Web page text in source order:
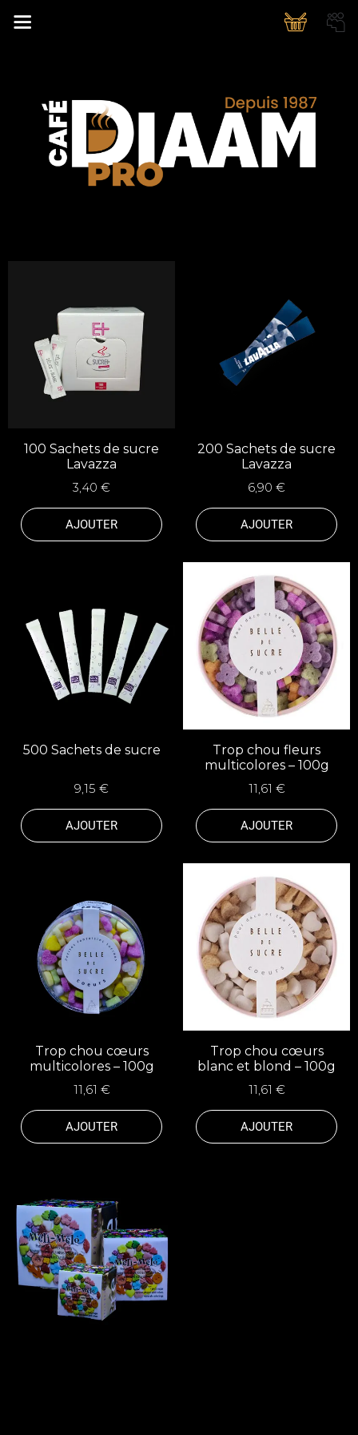
100 Sachets de sucre
Lavazza
3,40 €
AJOUTER
200 Sachets de sucre
Lavazza
6,90 €
AJOUTER
500 Sachets de sucre
9,15 €
AJOUTER
Trop chou fleurs
multicolores – 100g
11,61 €
AJOUTER
Trop chou cœurs
multicolores – 100g
11,61 €
AJOUTER
Trop chou cœurs
blanc et blond – 100g
11,61 €
AJOUTER